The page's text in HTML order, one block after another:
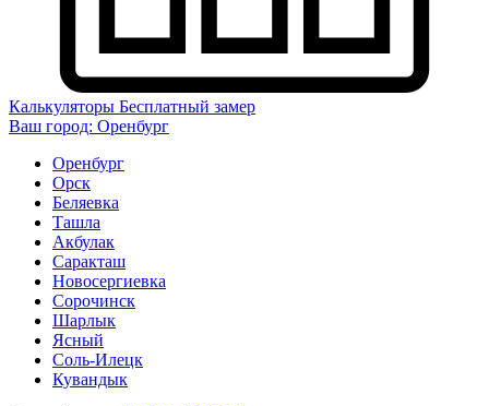
Калькуляторы Бесплатный замер
Ваш город: Оренбург
Оренбург
Орск
Беляевка
Ташла
Акбулак
Саракташ
Новосергиевка
Сорочинск
Шарлык
Ясный
Соль-Илецк
Кувандык